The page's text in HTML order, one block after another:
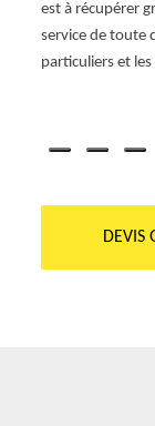
est à récupérer
service de toute
particuliers et
DEVIS